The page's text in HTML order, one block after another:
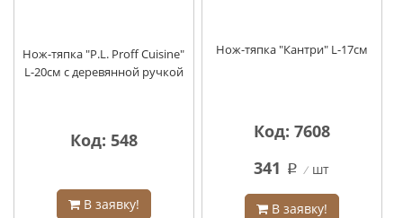
Нож-тяпка "P.L. Proff Сuisine"
L-20см с деревянной ручкой
Код: 548
В заявку!
Нож-тяпка "Кантри" L-17см
Код: 7608
341
q шт
В заявку!